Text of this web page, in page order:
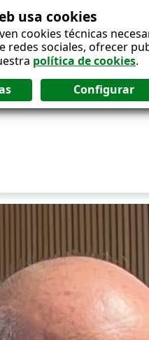
usa cookies
cookies técnicas
redes sociales, ofrecer
política de cookies.
-